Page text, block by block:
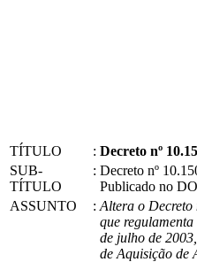
TÍTULO : Decreto nº
SUB-
TÍTULO
: Decreto nº
Publicado no
ASSUNTO
: Altera o Decreto
que
de julho de
de Aquisição de